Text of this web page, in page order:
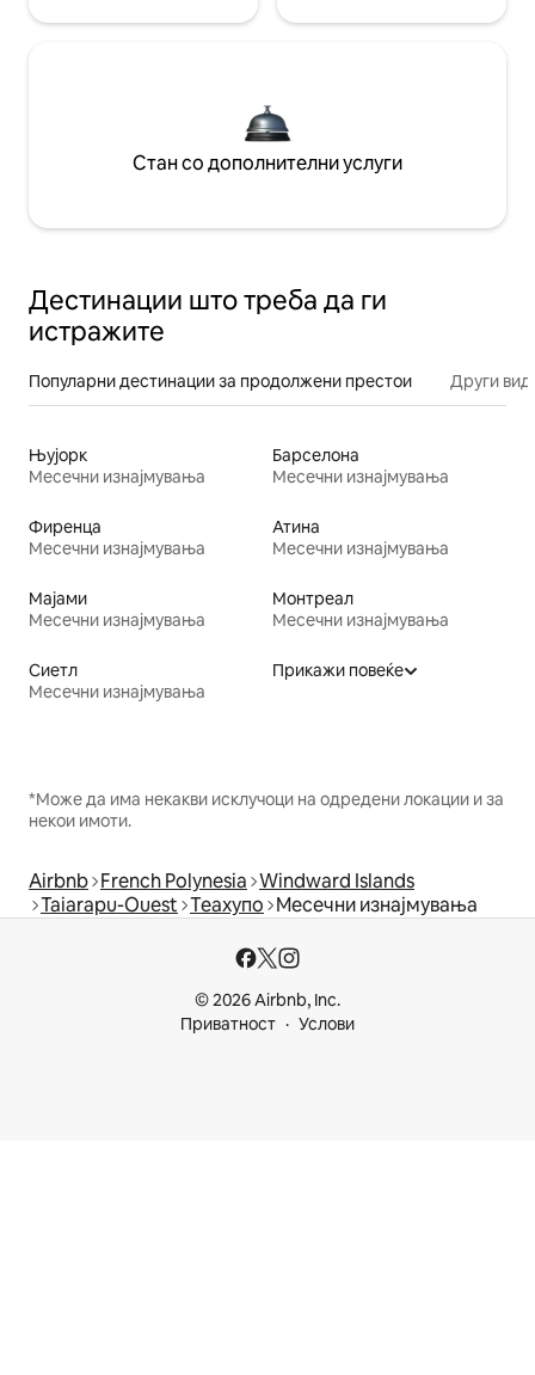
Стан со дополнителни услуги
Дестинации што треба да ги
истражите
Популарни дестинации за продолжени престои Други
Њујорк
Месечни изнајмувања
Барселона
Месечни изнајмувања
Фиренца
Месечни изнајмувања
Атина
Месечни изнајмувања
Мајами
Месечни изнајмувања
Монтреал
Месечни изнајмувања
Сиетл
Месечни изнајмувања
Прикажи повеќе
*Може да има некакви исклучоци на одредени локации и за
некои имоти.
Airbnb French Polynesia Windward Islands
Taiarapu-Ouest Теахупо Месечни изнајмувања
© 2026 Airbnb, Inc.
Приватност
Услови